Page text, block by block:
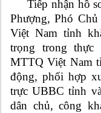
Tiếp nhận hồ
Phượng, Phó
Việt Nam tỉnh
trọng trong thực
MTTQ Việt Nam
động, phối hợp
trực UBBC tỉnh
dân chủ, công